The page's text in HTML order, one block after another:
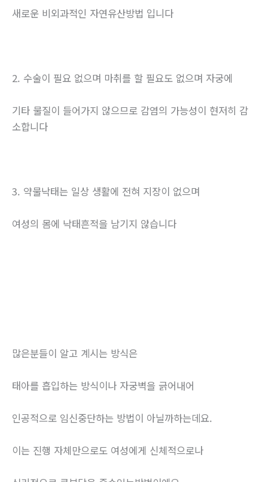
새로운 비외과적인 자연유산방법 입니다
2. 수술이 필요 없으며 마취를 할 필요도 없으며 자궁에
기타 물질이 들어가지 않으므로 감염의 가능성이 현저히 감
소합니다
3. 약물낙태는 일상 생활에 전혀 지장이 없으며
여성의 몸에 낙태흔적을 남기지 않습니다
많은분들이 알고 계시는 방식은
태아를 흡입하는 방식이나 자궁벽을 긁어내어
인공적으로 임신중단하는 방법이 아닐까하는데요.
이는 진행 자체만으로도 여성에게 신체적으로나